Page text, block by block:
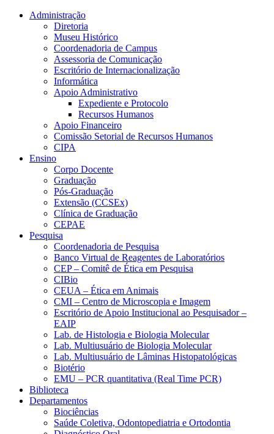
Conteúdo principal Menu principal
Administração
Diretoria
Museu Histórico
Coordenadoria de Campus
Assessoria de Comunicação
Escritório de Internacionalização
Informática
Apoio Administrativo
Expediente e Protocolo
Recursos Humanos
Apoio Financeiro
Comissão Setorial de Recursos Humanos
CIPA
Ensino
Corpo Docente
Graduação
Pós-Graduação
Extensão (CCSEx)
Clínica de Graduação
CEPAE
Pesquisa
Coordenadoria de Pesquisa
Banco Virtual de Reagentes de Laboratórios
CEP – Comitê de Ética em Pesquisa
CIBio
CEUA – Ética em Animais
CMI – Centro de Microscopia e Imagem
Escritório de Apoio Institucional ao Pesquisador –
EAIP
Lab. de Histologia e Biologia Molecular
Lab. Multiusuário de Biologia Molecular
Lab. Multiusuário de Lâminas Histopatológicas
Biotério
EMU – PCR quantitativa (Real Time PCR)
Biblioteca
Departamentos
Biociências
Saúde Coletiva, Odontopediatria e Ortodontia